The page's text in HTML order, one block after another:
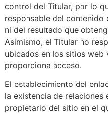
control del Titular, por lo
responsable del
ni del resultado que
Asimismo, el Titular no
ubicados en los sitios web
proporciona acceso.
El establecimiento del
la existencia de relaciones
propietario del sitio en el